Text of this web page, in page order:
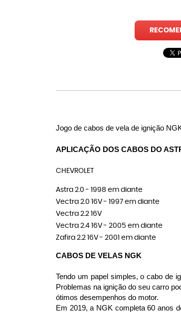
Jogo de cabos de vela de ignição
APLICAÇÃO DOS CABOS DO
CHEVROLET
Astra 2.0 - 1998 em diante
Vectra 2.0 16V - 1997 em diante
Vectra 2.2 16V
Vectra 2.4 16V - 2005 em diante
Zafira 2.2 16V - 2001 em diante
CABOS DE VELAS NGK
Tendo um papel simples, o cabo de
Problemas na ignição do seu carro
ótimos desempenhos do motor.
Em 2019, a NGK completa 60 anos